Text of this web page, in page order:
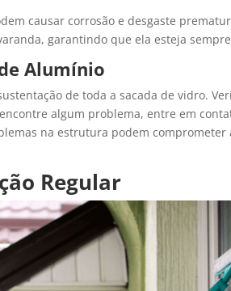
causar corrosão e desgaste
garantindo que ela esteja
Alumínio
de toda a sacada de vidro.
algum problema, entre em
na estrutura podem comprometer
Regular